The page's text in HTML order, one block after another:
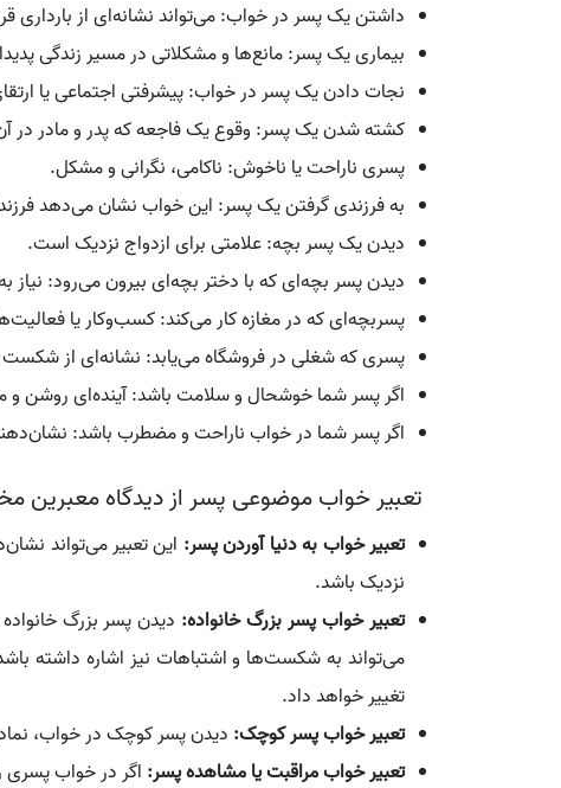
داشتن یک پسر در خواب: می‌تواند نشانه‌ای از بارداری
بیماری یک پسر: مانع‌ها و مشکلاتی در مسیر زندگی
نجات دادن یک پسر در خواب: پیشرفتی اجتماعی یا
کشته شدن یک پسر: وقوع یک فاجعه که پدر و مادر در
پسری ناراحت یا ناخوش: ناکامی، نگرانی و مشکل.
به فرزندی گرفتن یک پسر: این خواب نشان می‌دهد
دیدن یک پسر بچه: علامتی برای ازدواج نزدیک است.
دیدن پسر بچه‌ای که با دختر بچه‌ای بیرون می‌رود: نیاز
پسربچه‌ای که در مغازه کار می‌کند: کسب‌وکار یا
پسری که شغلی در فروشگاه می‌یابد: نشانه‌ای از شکست
اگر پسر شما خوشحال و سلامت باشد: آینده‌ای روشن و
اگر پسر شما در خواب ناراحت و مضطرب باشد:
تعبیر خواب موضوعی پسر از دیدگاه معبرین
تعبیر خواب به دنیا آوردن پسر: این تعبیر می‌تواند
نزدیک باشد.
تعبیر خواب پسر بزرگ خانواده: دیدن پسر بزرگ
می‌تواند به شکست‌ها و اشتباهات نیز اشاره داشته
تغییر خواهد داد.
تعبیر خواب پسر کوچک: دیدن پسر کوچک در خواب،
تعبیر خواب مراقبت یا مشاهده پسر: اگر در خواب پسری